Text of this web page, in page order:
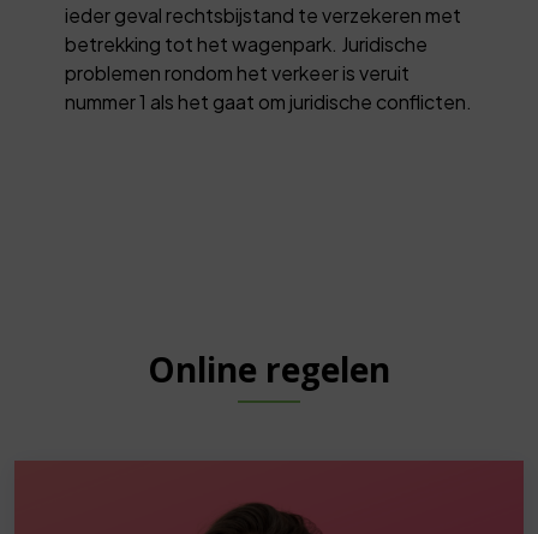
ieder geval rechtsbijstand te verzekeren met
betrekking tot het wagenpark. Juridische
problemen rondom het verkeer is veruit
nummer 1 als het gaat om juridische conflicten.
Online regelen